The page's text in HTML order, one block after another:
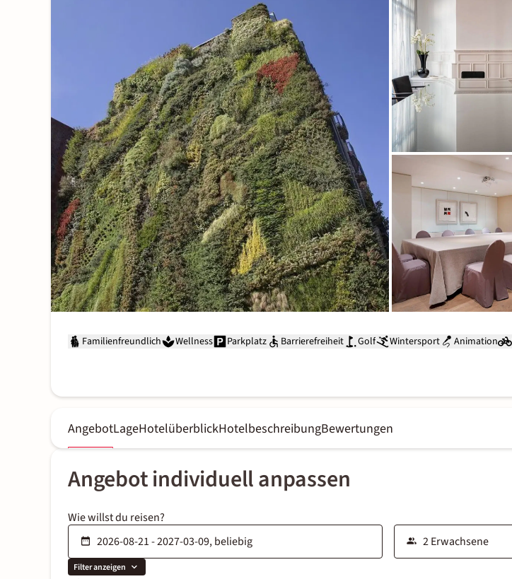
Familienfreundlich Wellness Parkplatz Barrierefreiheit Golf Wintersport Animation
AngebotLageHotelüberblickHotelbeschreibungBewertungen
Angebot individuell anpassen
Wie willst du reisen?
Filter anzeigen